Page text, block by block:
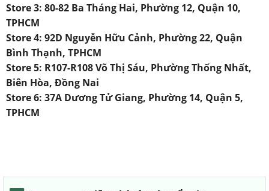
Store 3: 80-82 Ba Tháng Hai, Phường 12, Quận 10,
TPHCM
Store 4: 92D Nguyễn Hữu Cảnh, Phường 22, Quận
Bình Thạnh, TPHCM
Store 5: R107-R108 Võ Thị Sáu, Phường Thống Nhất,
Biên Hòa, Đồng Nai
Store 6: 37A Dương Tử Giang, Phường 14, Quận 5,
TPHCM